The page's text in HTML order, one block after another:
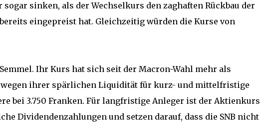
sogar sinken, als der Wechselkurs den zaghaften Rückbau der
eingepreist hat. Gleichzeitig würden die Kurse von
Ihr Kurs hat sich seit der Macron-Wahl mehr als
ihrer spärlichen Liquidität für kurz- und mittelfristige
bei 3.750 Franken. Für langfristige Anleger ist der Aktienkurs
Dividendenzahlungen und setzen darauf, dass die SNB nicht